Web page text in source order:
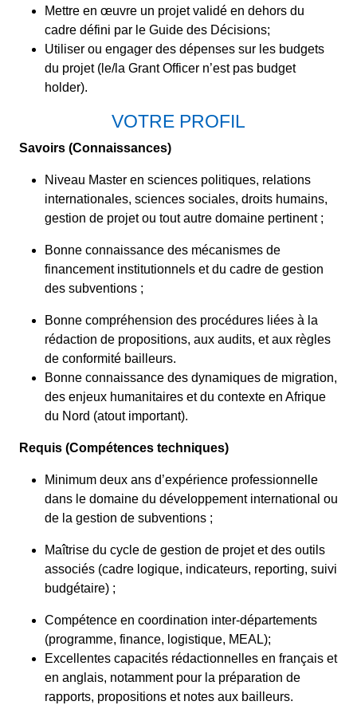
Mettre en œuvre un projet validé en dehors du
cadre défini par le Guide des Décisions;
Utiliser ou engager des dépenses sur les budgets
du projet (le/la Grant Officer n’est pas budget
holder).
VOTRE PROFIL
Savoirs (Connaissances)
Niveau Master en sciences politiques, relations
internationales, sciences sociales, droits humains,
gestion de projet ou tout autre domaine pertinent ;
Bonne connaissance des mécanismes de
financement institutionnels et du cadre de gestion
des subventions ;
Bonne compréhension des procédures liées à la
rédaction de propositions, aux audits, et aux règles
de conformité bailleurs.
Bonne connaissance des dynamiques de migration,
des enjeux humanitaires et du contexte en Afrique
du Nord (atout important).
Requis (Compétences techniques)
Minimum deux ans d’expérience professionnelle
dans le domaine du développement international ou
de la gestion de subventions ;
Maîtrise du cycle de gestion de projet et des outils
associés (cadre logique, indicateurs, reporting, suivi
budgétaire) ;
Compétence en coordination inter-départements
(programme, finance, logistique, MEAL);
Excellentes capacités rédactionnelles en français et
en anglais, notamment pour la préparation de
rapports, propositions et notes aux bailleurs.